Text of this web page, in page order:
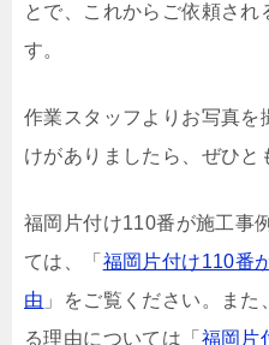
とで、これからご依頼され
す。
作業スタッフよりお写真を
けがありましたら、ぜひと
福岡片付け110番が施工事
ては、「 福岡片付け110番
由 」をご覧ください。ま
る理由については「 福岡片